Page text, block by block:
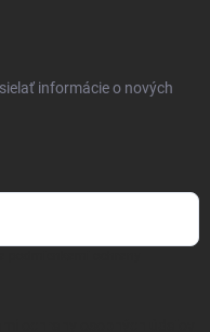
informácie o nových